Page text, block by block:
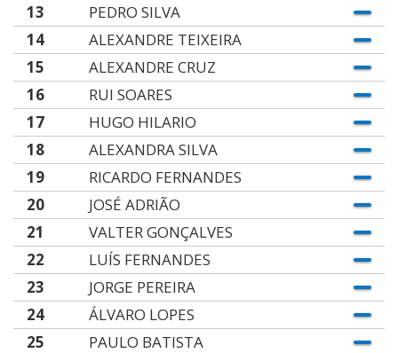
13
PEDRO SILVA
14
ALEXANDRE TEIXEIRA
15
ALEXANDRE CRUZ
16
RUI SOARES
17
HUGO HILARIO
18
ALEXANDRA SILVA
19
RICARDO FERNANDES
20
JOSÉ ADRIÃO
21
VALTER GONÇALVES
22
LUÍS FERNANDES
23
JORGE PEREIRA
24
ÁLVARO LOPES
25
PAULO BATISTA